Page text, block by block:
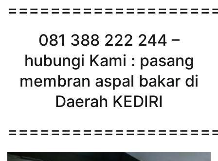
081 388 222 244 –
hubungi Kami : pasang
membran aspal bakar di
Daerah KEDIRI